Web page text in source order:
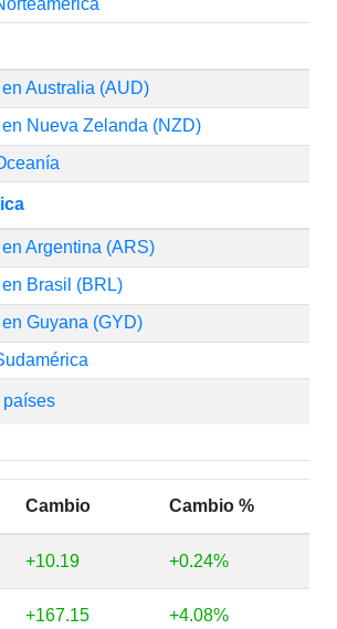
Australia (AUD)
Nueva Zelanda (NZD)
Argentina (ARS)
Brasil (BRL)
Guyana (GYD)
países
Cambio Cambio %
+10.19 +0.24%
+167.15 +4.08%